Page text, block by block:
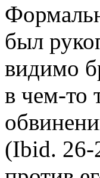
был
видимо
в чем-то
(Ibid. 26-